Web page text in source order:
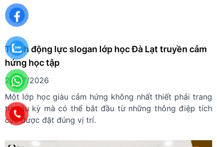
Tranh động lực slogan lớp học Đà Lạt truyền cảm
hứng học tập
24/07/2026
Một lớp học giàu cảm hứng không nhất thiết phải trang
trí cầu kỳ mà có thể bắt đầu từ những thông điệp tích
cực được đặt đúng vị trí.